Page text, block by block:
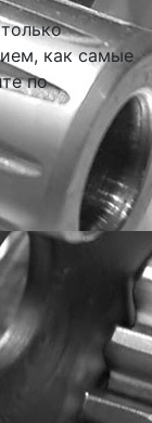
как самые
по